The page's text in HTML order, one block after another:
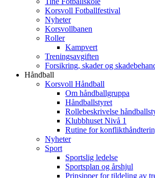
Korsvoll Fotballfestival
Nyheter
Korsvollbanen
Roller
Kampvert
Treningsavgiften
Forsikring, skader og
Håndball
Korsvoll Håndball
Om håndballgruppa
Håndballstyret
Rollebeskrivelse
Klubbhuset Nivå 1
Rutine for
Nyheter
Sport
Sportslig ledelse
Sportsplan og årshjul
Prinsipper for tildeling av